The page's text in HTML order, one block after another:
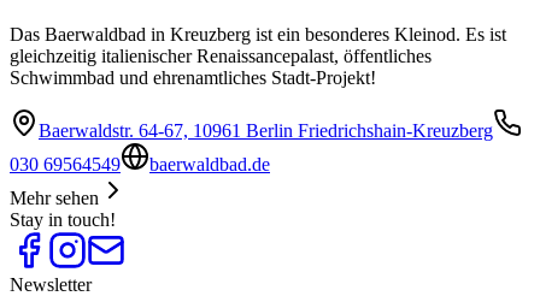
Das Baerwaldbad in Kreuzberg ist ein besonderes Kleinod. Es ist
gleichzeitig italienischer Renaissancepalast, öffentliches
Schwimmbad und ehrenamtliches Stadt-Projekt!
Baerwaldstr. 64-67, 10961 Berlin Friedrichshain-Kreuzberg
030 69564549
baerwaldbad.de
Mehr sehen
Stay in touch!
Newsletter